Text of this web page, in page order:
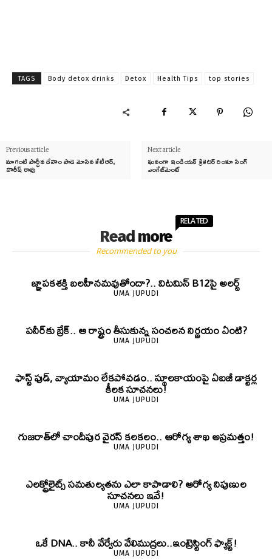
TAGS Body detox drinks Detox Health Tips top stories
Previous article
మాగంటి పార్ధీవ దేహం పాడె మోసిన కేటీఆర్,
హరీష్ రావు
Next article
ఘనంగా ఇండియన్ క్రికెటర్ రింకూ సింగ్
ఎంగేజ్‌మెంట్
Read more
RELATED
Recommended to you
జ్ఞాపకశక్తి బలహీనమవుతోందా?.. విటమిన్ B12పై అలర్ట్
UMA JUPUDI
పనీర్‌కు బ్రేక్.. ఆ రాష్ట్రం తీసుకున్న సంచలన నిర్ణయం ఏంటి?
UMA JUPUDI
ఫాస్ట్ ఫుడ్, వ్యాయామం లేకపోవడం.. స్థూలకాయంపై ఏఐజీ డాక్టర్ల
కీలక సూచనలు!
UMA JUPUDI
గుజరాత్‌లో చాందీపుర వైరస్ కలకలం.. ఆరోగ్య శాఖ అప్రమత్తం!
UMA JUPUDI
ఎలక్ట్రోలైట్స్ సమతుల్యతను ఎలా కాపాడాలి? ఆరోగ్య నిపుణుల
సూచనలు ఇవే!
UMA JUPUDI
ఒకే DNA.. కానీ వేర్వేరు వేలిముద్రలు..ఇంట్రెస్టింగ్ ఫ్యాక్ట్!
UMA JUPUDI